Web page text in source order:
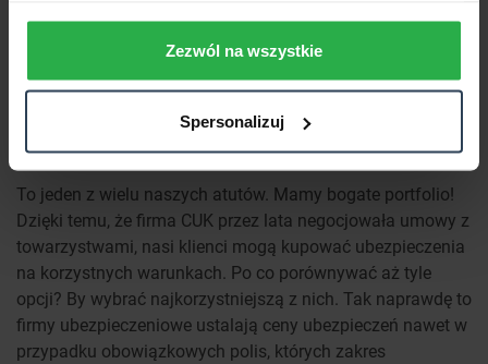
Zezwól na wszystkie
Spersonalizuj
czas.
W biurze CUK Ubezpieczenia w
Prudniku przy ul. Sobieskiego 8
porównasz aż 40 ofert!
To jeden z wielu naszych atutów. Mamy bogate portfolio!
Dzięki temu, że firma CUK przez lata negocjowała umowy z
towarzystwami, nasi klienci mogą kupować ubezpieczenia
na korzystnych warunkach. Po co porównywać aż tyle
opcji? By wybrać najkorzystniejszą z nich. Tak naprawdę to
firmy ubezpieczeniowe ustalają ceny ubezpieczeń nawet w
przypadku obowiązkowych polis, których zakres